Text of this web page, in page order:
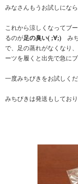
みなさんもうお試しにな
これから涼しくなってブ
るのが足の臭い( ;∀;) み
で、足の蒸れがなくなり
ーツを履くと出先で急に
一度みちびきをお試しくだ
みちびきは発送もしてお